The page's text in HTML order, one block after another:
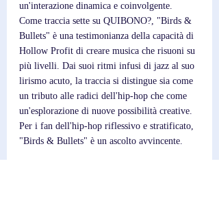
un'interazione dinamica e coinvolgente.
Come traccia sette su QUIBONO?, "Birds &
Bullets" è una testimonianza della capacità di
Hollow Profit di creare musica che risuoni su
più livelli. Dai suoi ritmi infusi di jazz al suo
lirismo acuto, la traccia si distingue sia come
un tributo alle radici dell'hip-hop che come
un'esplorazione di nuove possibilità creative.
Per i fan dell'hip-hop riflessivo e stratificato,
"Birds & Bullets" è un ascolto avvincente.